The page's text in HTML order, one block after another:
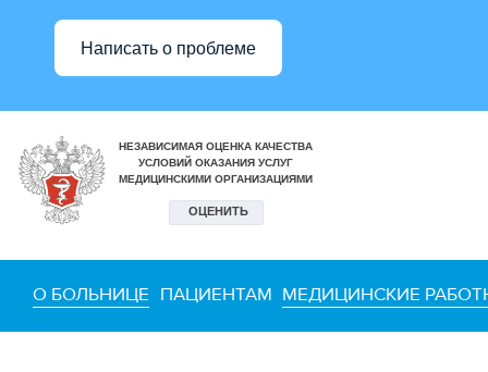
Написать о проблеме
О БОЛЬНИЦЕ ПАЦИЕНТАМ МЕДИЦИНСКИЕ